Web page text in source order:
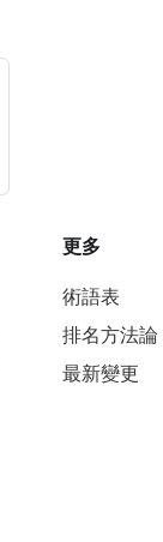
更多
術語表
排名方法論
最新變更